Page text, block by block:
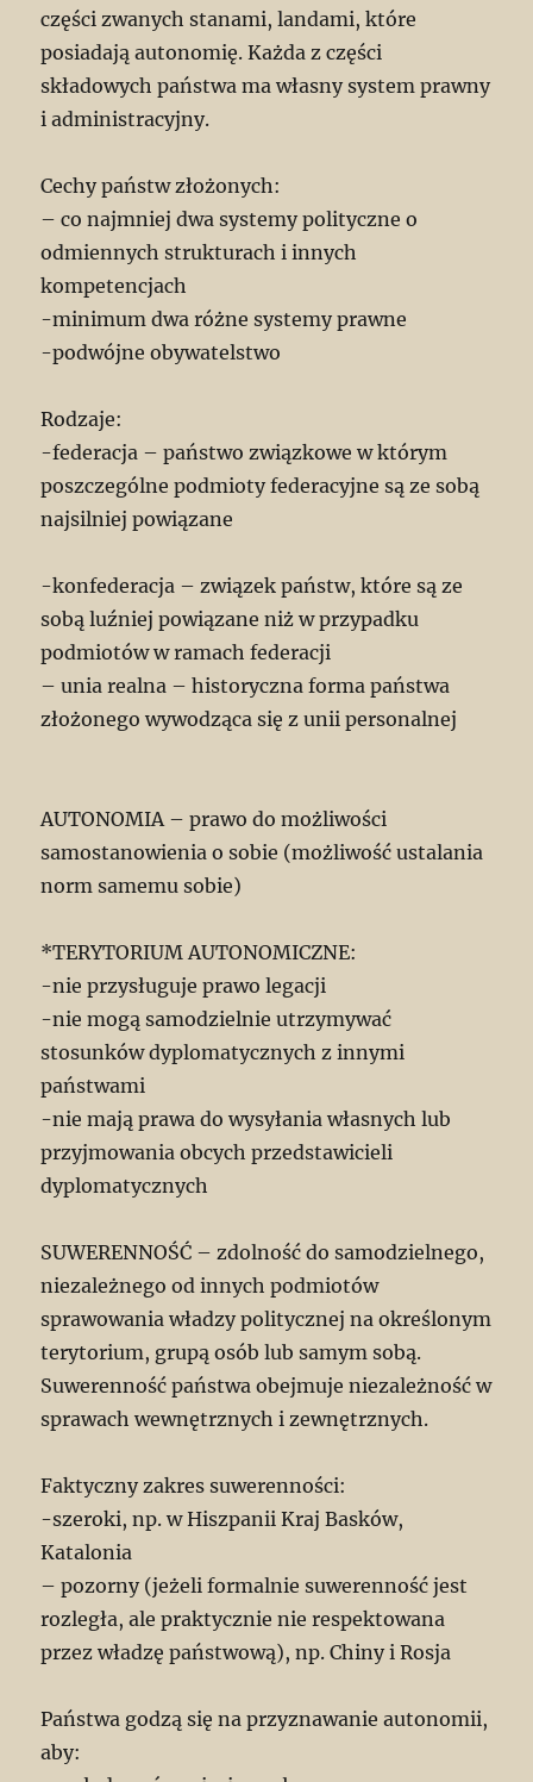
części zwanych stanami, landami, które
posiadają autonomię. Każda z części
składowych państwa ma własny system prawny
i administracyjny.
Cechy państw złożonych:
– co najmniej dwa systemy polityczne o
odmiennych strukturach i innych
kompetencjach
-minimum dwa różne systemy prawne
-podwójne obywatelstwo
Rodzaje:
-federacja – państwo związkowe w którym
poszczególne podmioty federacyjne są ze sobą
najsilniej powiązane
-konfederacja – związek państw, które są ze
sobą luźniej powiązane niż w przypadku
podmiotów w ramach federacji
– unia realna – historyczna forma państwa
złożonego wywodząca się z unii personalnej
AUTONOMIA – prawo do możliwości
samostanowienia o sobie (możliwość ustalania
norm samemu sobie)
*TERYTORIUM AUTONOMICZNE:
-nie przysługuje prawo legacji
-nie mogą samodzielnie utrzymywać
stosunków dyplomatycznych z innymi
państwami
-nie mają prawa do wysyłania własnych lub
przyjmowania obcych przedstawicieli
dyplomatycznych
SUWERENNOŚĆ – zdolność do samodzielnego,
niezależnego od innych podmiotów
sprawowania władzy politycznej na określonym
terytorium, grupą osób lub samym sobą.
Suwerenność państwa obejmuje niezależność w
sprawach wewnętrznych i zewnętrznych.
Faktyczny zakres suwerenności:
-szeroki, np. w Hiszpanii Kraj Basków,
Katalonia
– pozorny (jeżeli formalnie suwerenność jest
rozległa, ale praktycznie nie respektowana
przez władzę państwową), np. Chiny i Rosja
Państwa godzą się na przyznawanie autonomii,
aby: